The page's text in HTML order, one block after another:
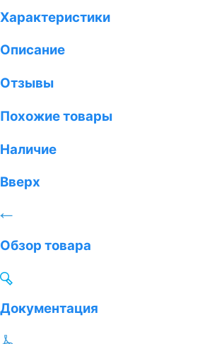
Характеристики
Описание
Отзывы
Похожие товары
Наличие
Вверх
Обзор товара
Документация